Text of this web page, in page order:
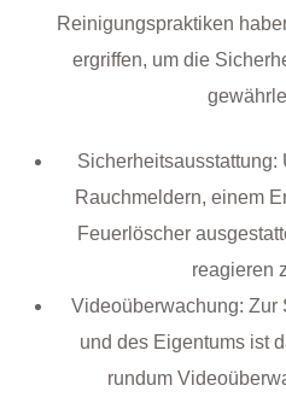
Reinigungspraktiken
ergriffen, um die
Sicherheitsausstattung:
Rauchmeldern, einem
Feuerlöscher
reagieren
Videoüberwachung: Zur
und des Eigentums ist
rundum